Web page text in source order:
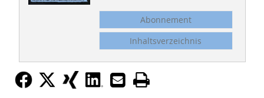
Abonnement
Inhaltsverzeichnis